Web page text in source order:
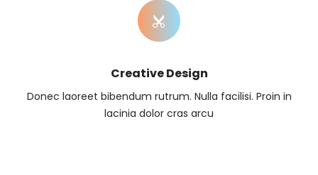
Creative Design
Donec laoreet bibendum rutrum. Nulla facilisi. Proin in
lacinia dolor cras arcu